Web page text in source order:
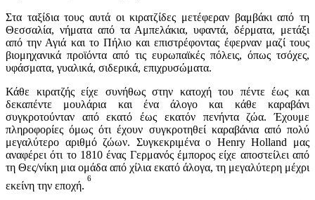
Στα ταξίδια τους αυτά οι κιρατζίδες μετέφεραν βαμβάκι από τη
Θεσσαλία, νήματα από τα Αμπελάκια, υφαντά, δέρματα, μετάξι
από την Αγιά και το Πήλιο και επιστρέφοντας έφερναν μαζί τους
βιομηχανικά προϊόντα από τις ευρωπαϊκές πόλεις, όπως τσόχες,
υφάσματα, γυαλικά, σιδερικά, επιχρυσώματα.
Κάθε κιρατζής είχε συνήθως στην κατοχή του πέντε έως και
δεκαπέντε μουλάρια και ένα άλογο και κάθε καραβάνι
συγκροτούνταν από εκατό έως εκατόν πενήντα ζώα. Έχουμε
πληροφορίες όμως ότι έχουν συγκροτηθεί καραβάνια από πολύ
μεγαλύτερο αριθμό ζώων. Συγκεκριμένα ο Henry Holland μας
αναφέρει ότι το 1810 ένας Γερμανός έμπορος είχε αποστείλει από
τη Θες/νίκη μια ομάδα από χίλια εκατό άλογα, τη μεγαλύτερη μέχρι
εκείνη την εποχή.
6